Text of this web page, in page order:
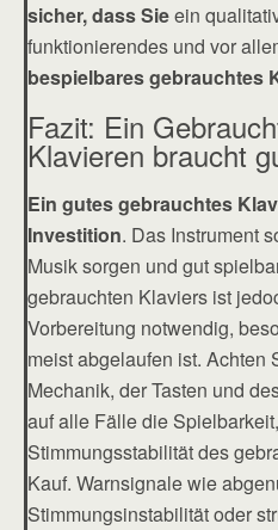
sicher, dass Sieein
funktionierendes und vor
bespielbares gebrauchtes
Fazit: Ein
Klavieren braucht
Ein gutes gebrauchtes
Investition. Das Instrument
Musik sorgen und gut
gebrauchten Klaviers ist
Vorbereitung notwendig,
meist abgelaufen ist. Achten
Mechanik, der Tasten und
auf alle Fälle die
Stimmungsstabilität des
Kauf. Warnsignale wie
Stimmungsinstabilität oder